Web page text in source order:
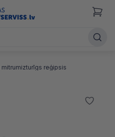
mitrumizturīgs reģipsis